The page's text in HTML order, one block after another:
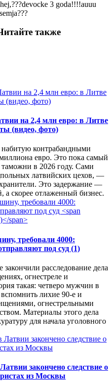
3 goda!!!!auuu
также
на 2,4 млн евро: в Литве
(видео, фото)
контрабандными
евро. Это пока самый
в 2026 году. Сами
латвийских цехов, —
Это задержание —
а скорее отлаженный бизнес.
требовали 4000:
под суд (1)
расследование дела
огнестреле и
такая: четверо мужчин в
лихие 90-е и
огнестрельными
Материалы этого дела
для начала уголовного
закончено следствие о
из Москвы